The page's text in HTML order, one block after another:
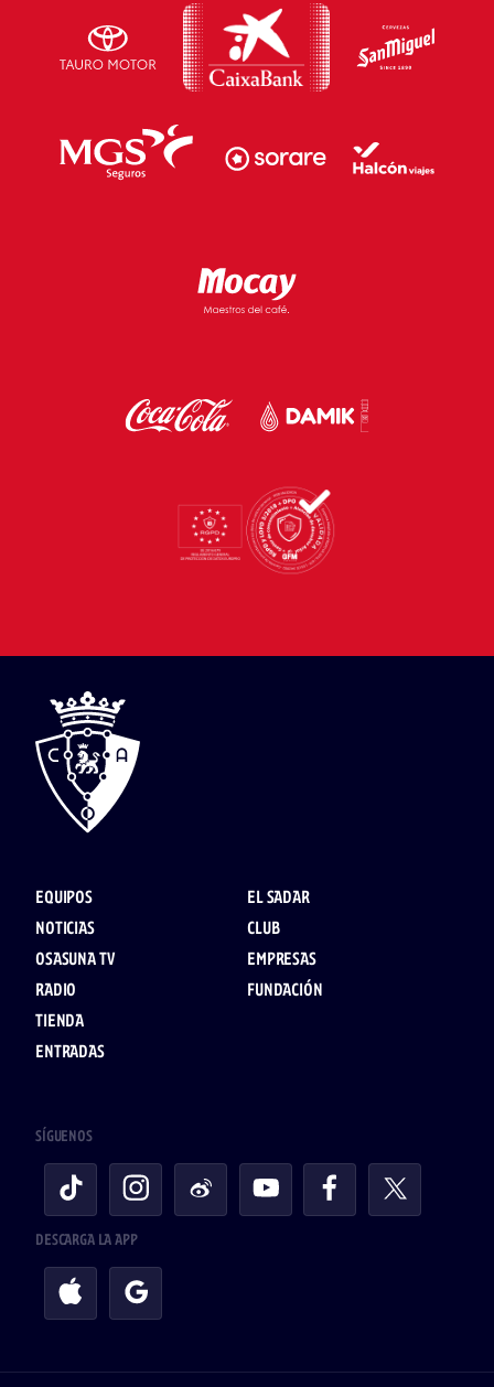
EQUIPOS
NOTICIAS
OSASUNA TV
RADIO
TIENDA
ENTRADAS
EL SADAR
CLUB
EMPRESAS
FUNDACIÓN
SÍGUENOS
DESCARGA LA APP